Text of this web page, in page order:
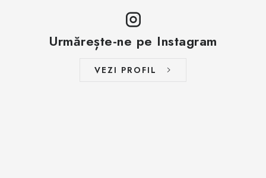
Urmărește-ne pe Instagram
VEZI PROFIL